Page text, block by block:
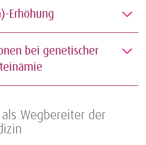
Erhöhung
bei genetischer
Wegbereiter der